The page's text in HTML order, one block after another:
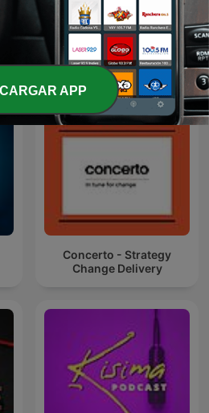
de Gobierno
Concerto - Strategy
Change Delivery
APP